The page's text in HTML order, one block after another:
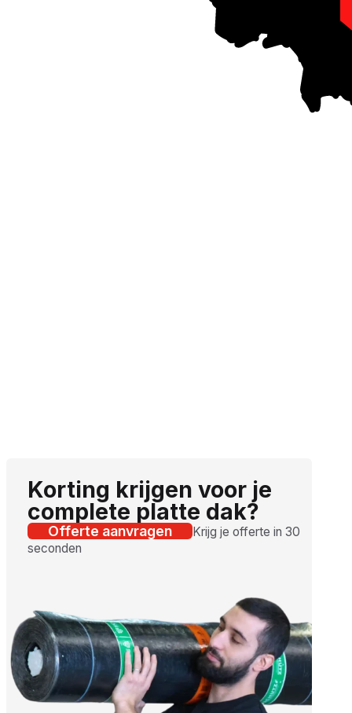
Korting krijgen voor je
complete platte dak?
Offerte aanvragen
Krijg je offerte in 30
seconden